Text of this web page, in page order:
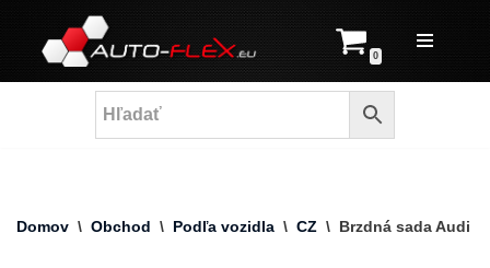
Prejsť
na
0
Domov \ Obchod \ Podľa vozidla \ CZ \ Brzdná sada Audi